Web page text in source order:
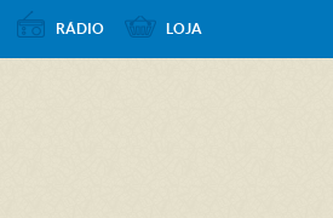
RÁDIO LOJA